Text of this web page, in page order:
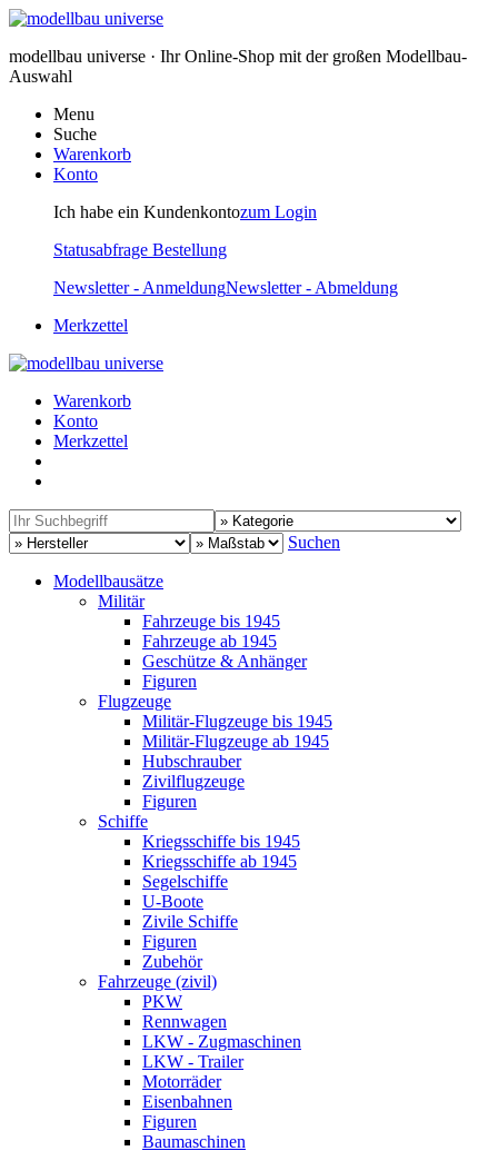
modellbau universe · Ihr Online-Shop mit der großen Modellbau-
Auswahl
Menu
Suche
Warenkorb
Konto
Ich habe ein Kundenkontozum Login
Statusabfrage Bestellung
Newsletter - AnmeldungNewsletter - Abmeldung
Merkzettel
Warenkorb
Konto
Merkzettel
Suchen
Modellbausätze
Militär
Fahrzeuge bis 1945
Fahrzeuge ab 1945
Geschütze & Anhänger
Figuren
Flugzeuge
Militär-Flugzeuge bis 1945
Militär-Flugzeuge ab 1945
Hubschrauber
Zivilflugzeuge
Figuren
Schiffe
Kriegsschiffe bis 1945
Kriegsschiffe ab 1945
Segelschiffe
U-Boote
Zivile Schiffe
Figuren
Zubehör
Fahrzeuge (zivil)
PKW
Rennwagen
LKW - Zugmaschinen
LKW - Trailer
Motorräder
Eisenbahnen
Figuren
Baumaschinen